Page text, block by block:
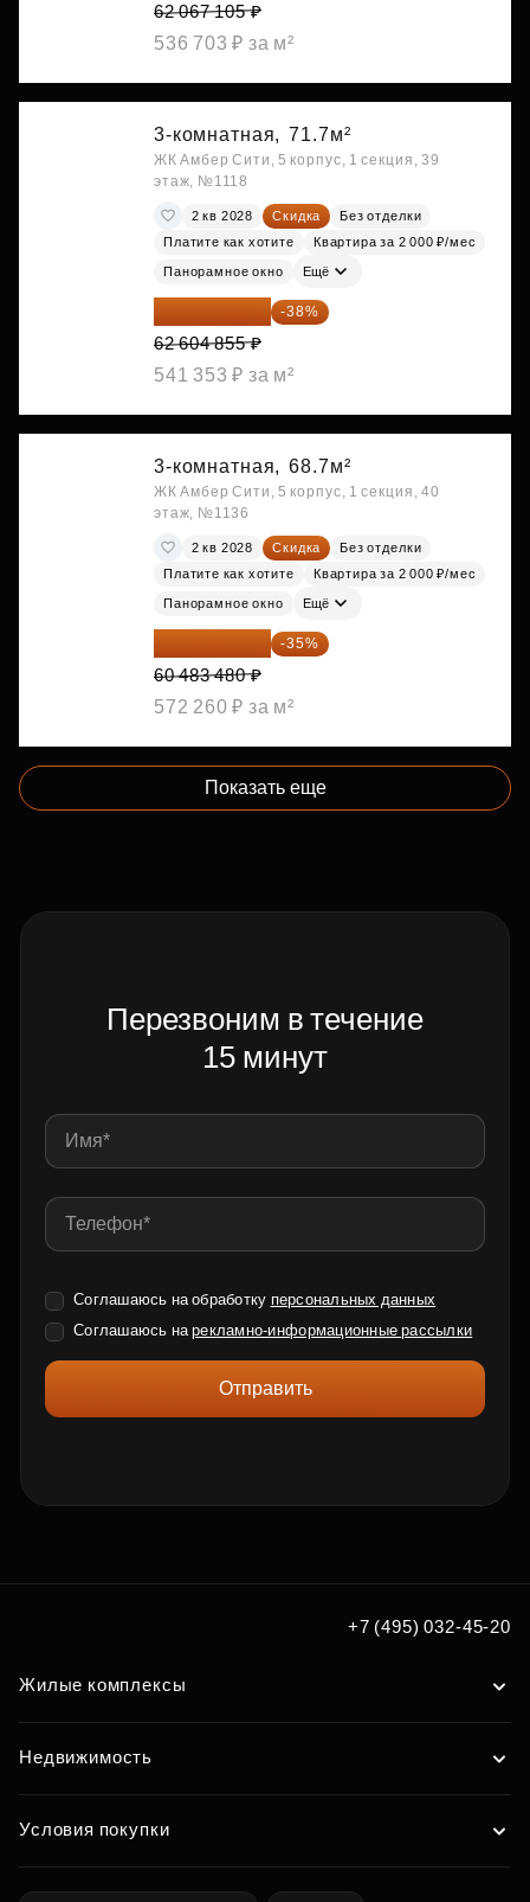
62 067 105 ₽
536 703 ₽ за м²
3-комнатная, 71.7м²
ЖК Амбер Сити, 5 корпус, 1 секция, 39
этаж, №1118
2 кв 2028 Скидка
Без отделки
Платите как хотите
Квартира за 2 000 ₽/мес
Панорамное окно Ещё
38 815 010 ₽ -38%
62 604 855 ₽
541 353 ₽ за м²
3-комнатная, 68.7м²
ЖК Амбер Сити, 5 корпус, 1 секция, 40
этаж, №1136
2 кв 2028 Скидка
Без отделки
Платите как хотите
Квартира за 2 000 ₽/мес
Панорамное окно Ещё
39 314 262 ₽ -35%
60 483 480 ₽
572 260 ₽ за м²
Показать еще
Перезвоним в течение
15 минут
Соглашаюсь на обработку персональных данных
Соглашаюсь нарекламно-информационные рассылки
Отправить
+7 (495) 032-45-20
Жилые комплексы
Недвижимость
Условия покупки